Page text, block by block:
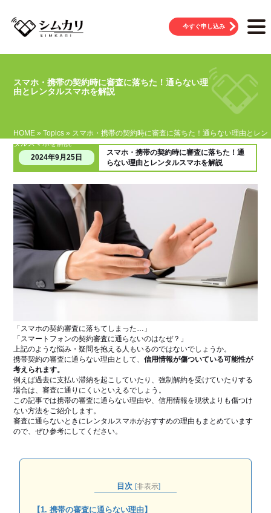
今すぐ申し込み
スマホ・携帯の契約時に審査に落ちた！通らない理
由とレンタルスマホを解説
HOME » Topics » スマホ・携帯の契約時に審査に落ちた！通らない理由とレン
タルスマホを解説
2024年9月25日
スマホ・携帯の契約時に審査に落ちた！通
らない理由とレンタルスマホを解説
「スマホの契約審査に落ちてしまった…」
「スマートフォンの契約審査に通らないのはなぜ？」
上記のような悩み・疑問を抱える人もいるのではないでしょうか。
携帯契約の審査に通らない理由として、信用情報が傷ついている可能性が
考えられます。
例えば過去に支払い滞納を起こしていたり、強制解約を受けていたりする
場合は、審査に通りにくいといえるでしょう。
この記事では携帯の審査に通らない理由や、信用情報を現状よりも傷つけ
ない方法をご紹介します。
審査に通らないときにレンタルスマホがおすすめの理由もまとめています
ので、ぜひ参考にしてください。
目次 [非表示]
【1. 携帯の審査に通らない理由】